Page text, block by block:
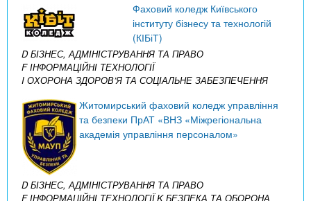
Фаховий коледж Київського
інституту бізнесу та технологій
(КІБіТ)
D БІЗНЕС, АДМІНІСТРУВАННЯ ТА ПРАВО
F ІНФОРМАЦІЙНІ ТЕХНОЛОГІЇ
I ОХОРОНА ЗДОРОВ’Я ТА СОЦІАЛЬНЕ ЗАБЕЗПЕЧЕННЯ
Житомирський фаховий коледж управління
та безпеки ПрАТ «ВНЗ «Міжрегіональна
академія управління персоналом»
D БІЗНЕС, АДМІНІСТРУВАННЯ ТА ПРАВО
F ІНФОРМАЦІЙНІ ТЕХНОЛОГІЇK БЕЗПЕКА ТА ОБОРОНА